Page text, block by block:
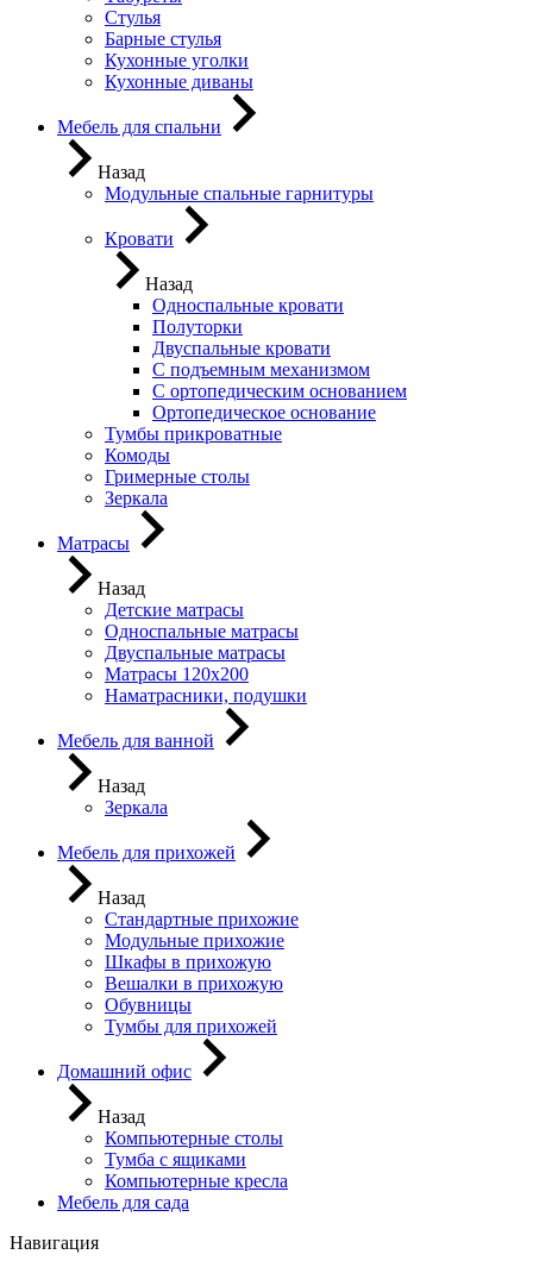
Стулья
Барные стулья
Кухонные уголки
Кухонные диваны
Мебель для спальни
Назад
Модульные спальные гарнитуры
Кровати
Назад
Односпальные кровати
Полуторки
Двуспальные кровати
С подъемным механизмом
С ортопедическим основанием
Ортопедическое основание
Тумбы прикроватные
Комоды
Гримерные столы
Зеркала
Матрасы
Назад
Детские матрасы
Односпальные матрасы
Двуспальные матрасы
Матрасы 120х200
Наматрасники, подушки
Мебель для ванной
Назад
Зеркала
Мебель для прихожей
Назад
Стандартные прихожие
Модульные прихожие
Шкафы в прихожую
Вешалки в прихожую
Обувницы
Тумбы для прихожей
Домашний офис
Назад
Компьютерные столы
Тумба с ящиками
Компьютерные кресла
Мебель для сада
Навигация